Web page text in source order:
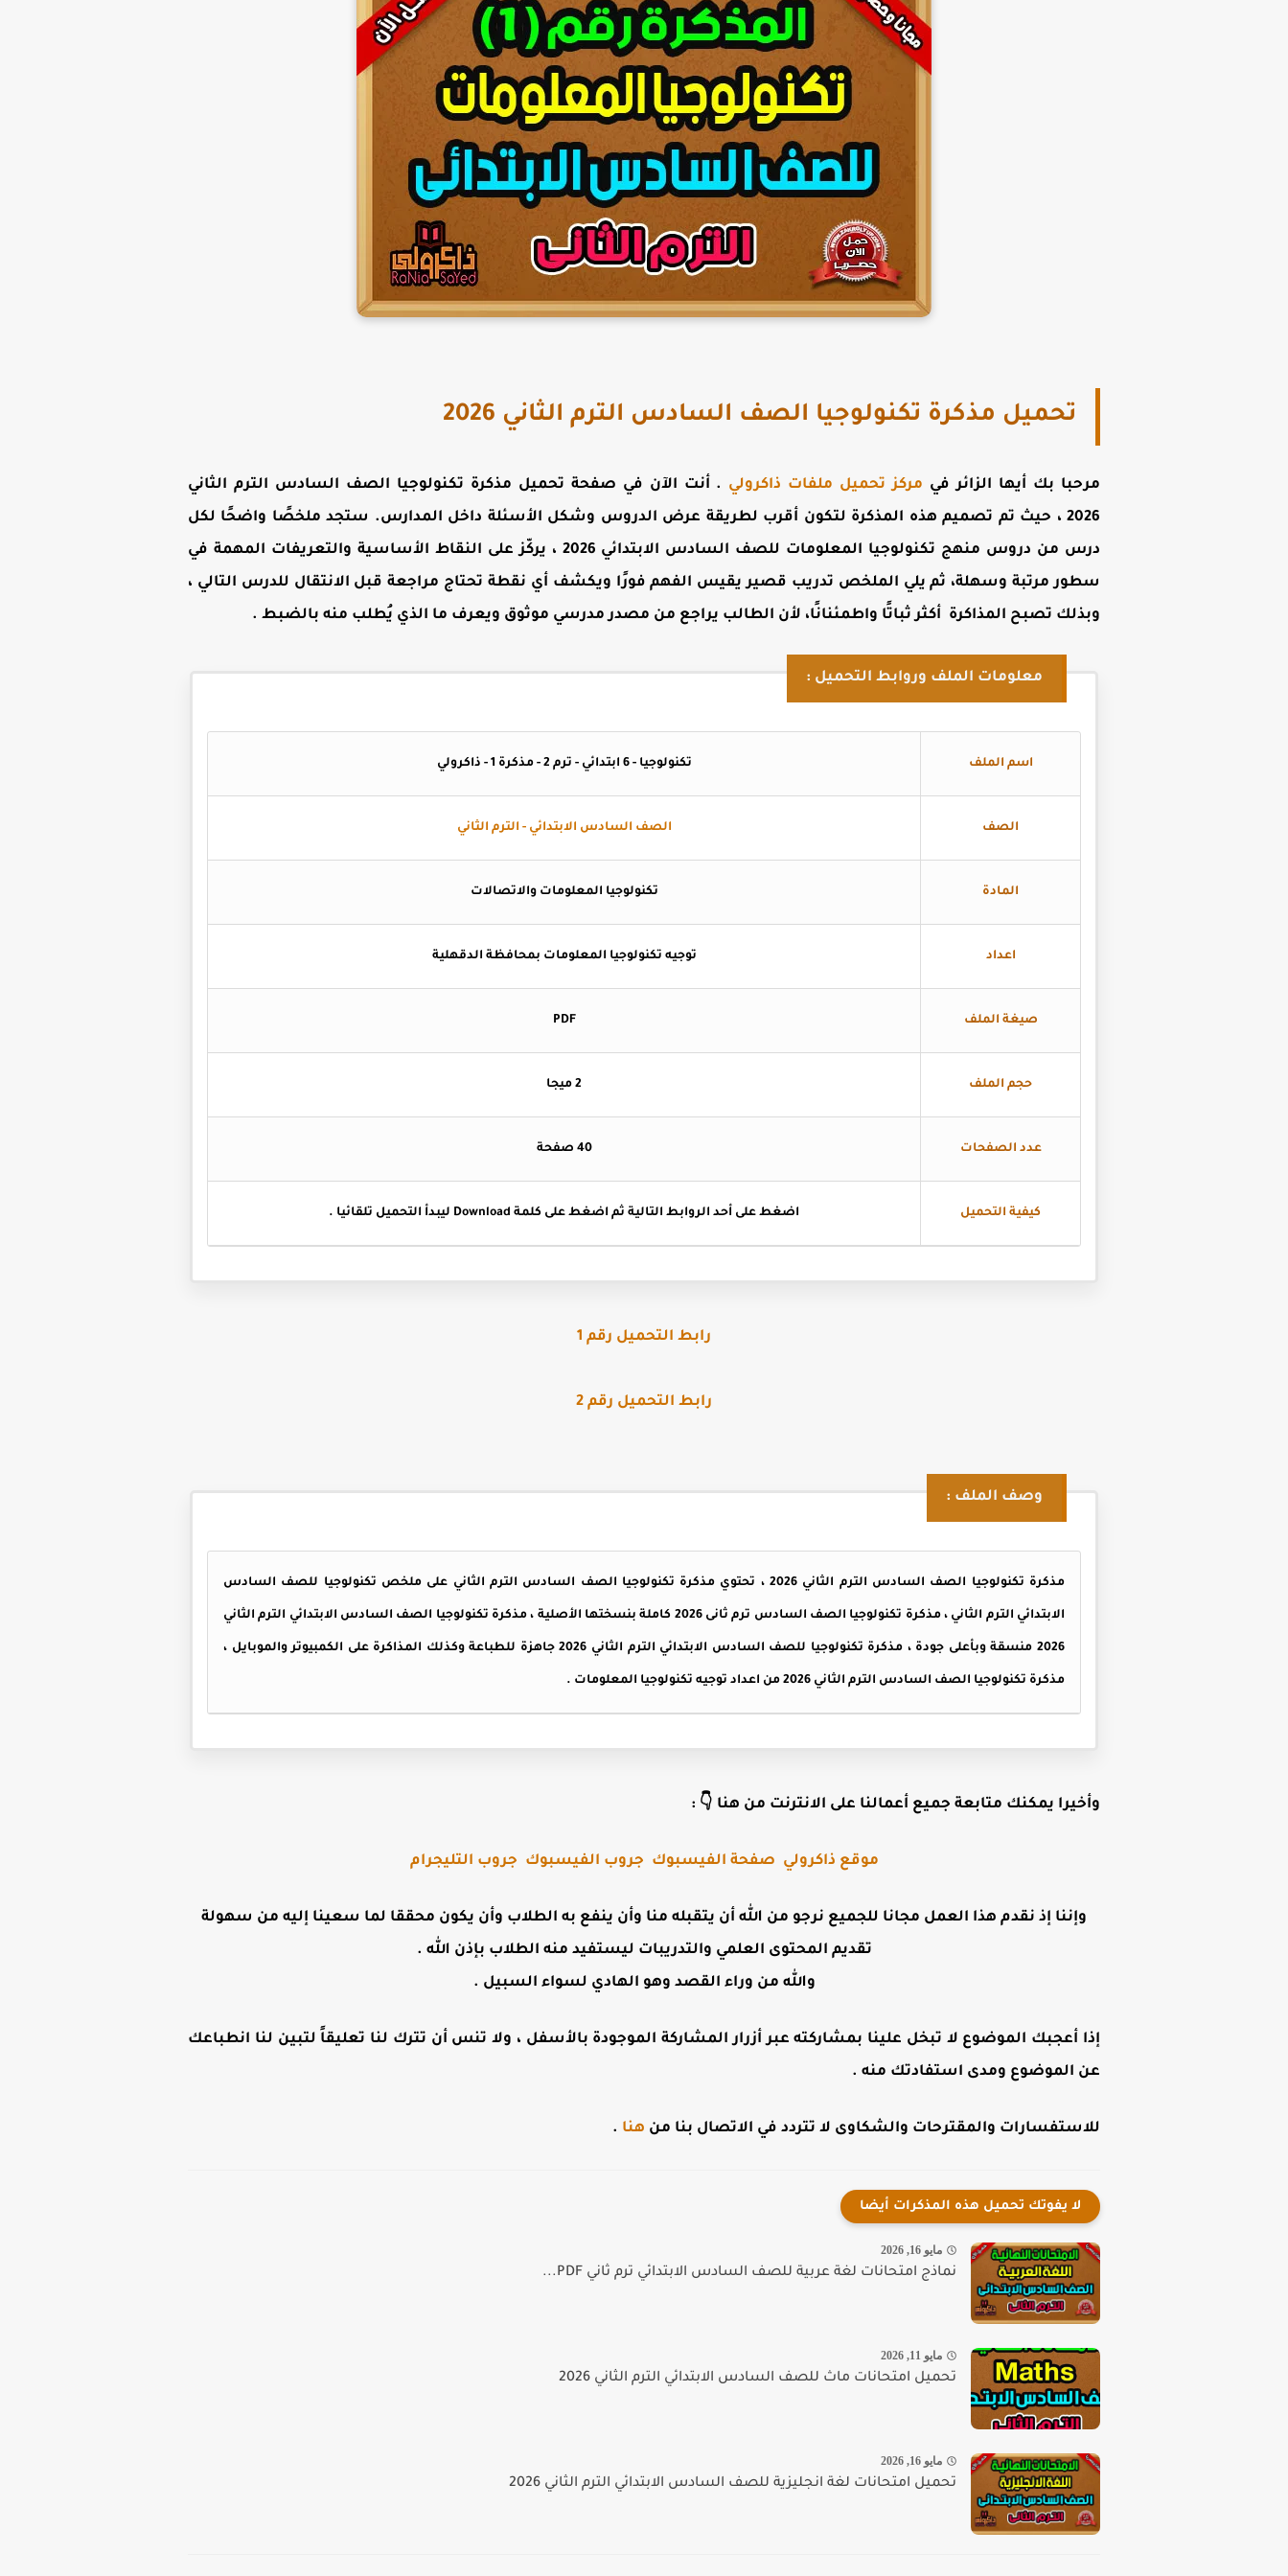
تحميل مذكرة تكنولوجيا الصف السادس الترم الثاني 2026
مرحبا بك أيها الزائر في مركز تحميل ملفات ذاكرولي . أنت الآن في صفحة تحميل مذكرة تكنولوجيا الصف السادس الترم الثاني
2026 ،
حيث تم تصميم هذه المذكرة لتكون أقرب لطريقة عرض الدروس وشكل الأسئلة داخل المدارس. ستجد ملخصًا واضحًا لكل
درس من دروس منهج تكنولوجيا المعلومات للصف السادس الابتدائي 2026 ، يركّز على النقاط الأساسية والتعريفات المهمة في
سطور مرتبة وسهلة، ثم يلي الملخص تدريب قصير يقيس الفهم فورًا ويكشف أي نقطة تحتاج مراجعة قبل الانتقال للدرس التالي ،
وبذلك تصبح المذاكرة أكثر ثباتًا واطمئنانًا، لأن الطالب يراجع من مصدر مدرسي موثوق ويعرف ما الذي يُطلب منه بالضبط .
معلومات الملف وروابط التحميل :
اسم الملف تكنولوجيا - 6 ابتدائي - ترم 2 - مذكرة 1 - ذاكرولي
الصف الصف السادس الابتدائي - الترم الثاني
المادة تكنولوجيا المعلومات والاتصالات
اعداد توجيه تكنولوجيا المعلومات بمحافظة الدقهلية
صيغة الملف PDF
حجم الملف 2 ميجا
عدد الصفحات 40 صفحة
كيفية التحميل اضغط على أحد الروابط التالية ثم اضغط على كلمة Download ليبدأ التحميل تلقائيا .
رابط التحميل رقم 1
رابط التحميل رقم 2
وصف الملف :
مذكرة تكنولوجيا الصف السادس الترم الثاني 2026 ، تحتوي مذكرة تكنولوجيا الصف السادس الترم الثاني على ملخص تكنولوجيا للصف السادس
الابتدائي الترم الثاني ، مذكرة تكنولوجيا الصف السادس ترم ثانى 2026 كاملة بنسختها الأصلية ، مذكرة تكنولوجيا الصف السادس الابتدائي الترم الثاني
2026 منسقة وبأعلى جودة ، مذكرة تكنولوجيا للصف السادس الابتدائي الترم الثاني 2026 جاهزة للطباعة وكذلك المذاكرة على الكمبيوتر والموبايل ،
مذكرة تكنولوجيا الصف السادس الترم الثاني 2026 من اعداد توجيه تكنولوجيا المعلومات .
وأخيرا يمكنك متابعة جميع أعمالنا على الانترنت من هنا 👇 :
موقع ذاكرولي صفحة الفيسبوك جروب الفيسبوك جروب التليجرام
وإننا إذ نقدم هذا العمل مجانا للجميع نرجو من الله أن يتقبله منا وأن ينفع به الطلاب وأن يكون محققا لما سعينا إليه من سهولة
تقديم المحتوى العلمي والتدريبات ليستفيد منه الطلاب بإذن الله .
والله من وراء القصد وهو الهادي لسواء السبيل .
إذا أعجبك الموضوع لا تبخل علينا بمشاركته عبر أزرار المشاركة الموجودة بالأسفل ، ولا تنس أن تترك لنا تعليقاً لتبين لنا انطباعك
عن الموضوع ومدى استفادتك منه .
للاستفسارات والمقترحات والشكاوى لا تتردد في الاتصال بنا من هنا .
لا يفوتك تحميل هذه المذكرات أيضا
مايو 16, 2026
نماذج امتحانات لغة عربية للصف السادس الابتدائي ترم ثاني PDF...
مايو 11, 2026
تحميل امتحانات ماث للصف السادس الابتدائي الترم الثاني 2026
مايو 16, 2026
تحميل امتحانات لغة انجليزية للصف السادس الابتدائي الترم الثاني 2026